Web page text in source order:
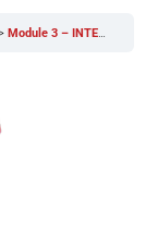
Module 3 – INTERVENTIONAL STUDIES